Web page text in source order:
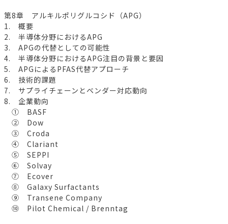
第8章 アルキルポリグルコシド（APG）
1. 概要
2. 半導体分野におけるAPG
3. APGの代替としての可能性
4. 半導体分野におけるAPG注目の背景と要因
5. APGによるPFAS代替アプローチ
6. 技術的課題
7. サプライチェーンとベンダー対応動向
8. 企業動向
① BASF
② Dow
③ Croda
④ Clariant
⑤ SEPPI
⑥ Solvay
⑦ Ecover
⑧ Galaxy Surfactants
⑨ Transene Company
⑩ Pilot Chemical / Brenntag